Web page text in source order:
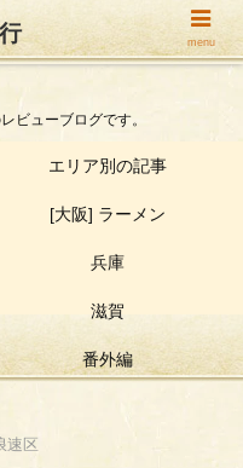
紀行
ビューブログです。
エリア別の記事
[大阪] ラーメン
兵庫
滋賀
番外編
速区
menu